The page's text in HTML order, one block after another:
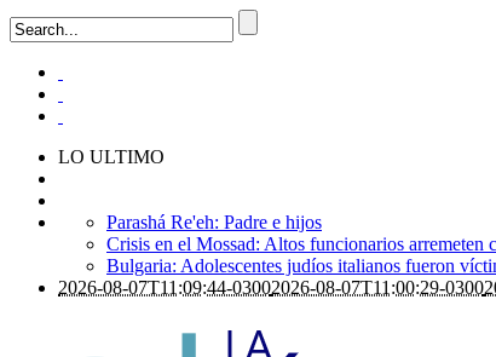
LO ULTIMO
Parashá Re'eh: Padre e hijos
Crisis en el Mossad: Altos funcionarios
Bulgaria: Adolescentes judíos italianos fueron
2026-08-07T11:09:44-03002026-08-07T11:00:29-0300